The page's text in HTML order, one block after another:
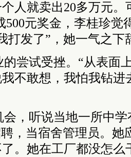
人就卖出20多万元。
500元奖金，李桂珍觉
打发了”，她一气之下
尝试受挫。“从表面
不敢想，我怕我钻进
会，听说当地一所中
聘，当宿舍管理员。
。她在工厂都没怎么